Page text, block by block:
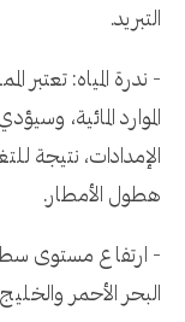
التبريد.
- ندرة المياه: تعتبر
الموارد المائية،
الإمدادات، نتيجة
هطول الأمطار.
- ارتفاع مستوى
البحر الأحمر